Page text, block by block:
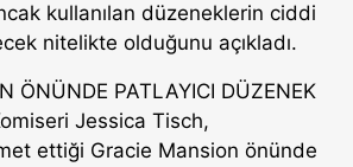
kullanılan düzeneklerin ciddi
nitelikte olduğunu açıkladı.
ÖNÜNDE PATLAYICI DÜZENEK
Jessica Tisch,
ettiği Gracie Mansion önünde